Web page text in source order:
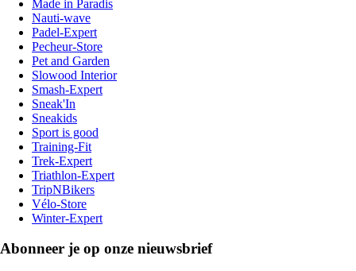
Made in Paradis
Nauti-wave
Padel-Expert
Pecheur-Store
Pet and Garden
Slowood Interior
Smash-Expert
Sneak'In
Sneakids
Sport is good
Training-Fit
Trek-Expert
Triathlon-Expert
TripNBikers
Vélo-Store
Winter-Expert
Abonneer je op onze nieuwsbrief